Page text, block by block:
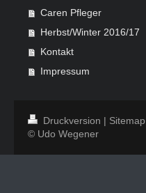
Caren Pfleger
Herbst/Winter 2016/17
Kontakt
Impressum
Druckversion | Sitemap
© Udo Wegener